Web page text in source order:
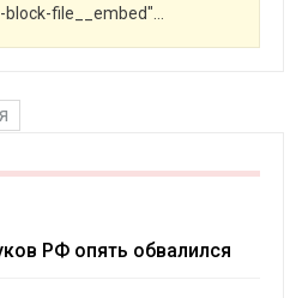
block-file__embed"
РФ опять обвалился